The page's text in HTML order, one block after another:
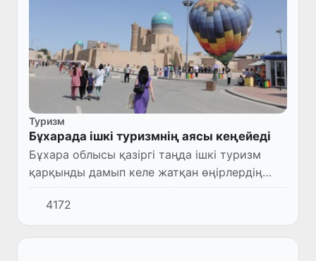
Туризм
Бұхарада ішкі туризмнің аясы кеңейеді
Бұхара облысы қазіргі таңда ішкі туризм
қарқынды дамып келе жатқан өңірлердің
бірі. Биыл бұл өңірде жергілікті саяхатшылар
ағынын арттыруға бағытталған «Өзбекстан
бойынша саяхат жа...
4172